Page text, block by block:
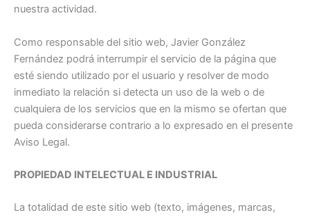
nuestra actividad.
Como responsable del sitio web, Javier González
Fernández podrá interrumpir el servicio de la página que
esté siendo utilizado por el usuario y resolver de modo
inmediato la relación si detecta un uso de la web o de
cualquiera de los servicios que en la mismo se ofertan que
pueda considerarse contrario a lo expresado en el presente
Aviso Legal.
PROPIEDAD INTELECTUAL E INDUSTRIAL
La totalidad de este sitio web (texto, imágenes, marcas,